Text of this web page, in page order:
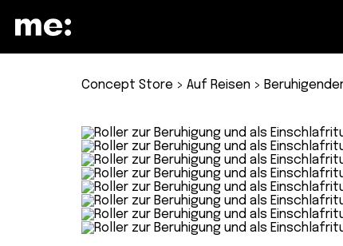
Concept Store > Auf Reisen >